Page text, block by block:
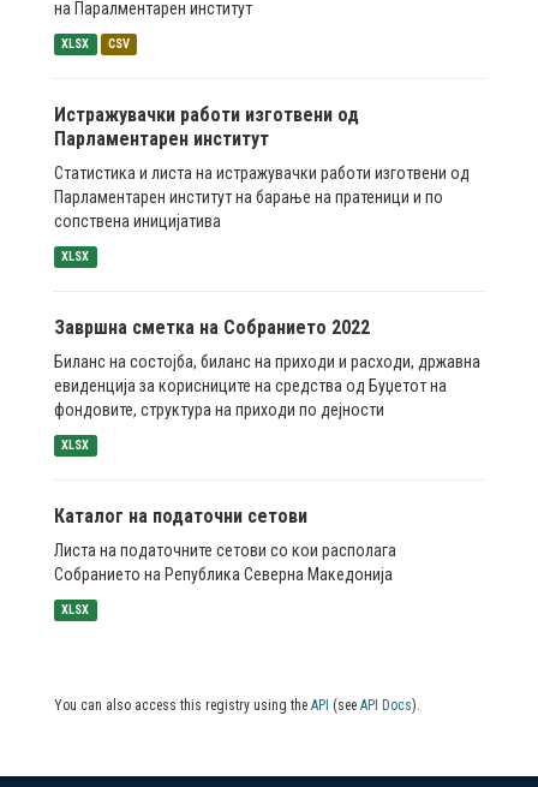
на Паралментарен институт
XLSX CSV
Истражувачки работи изготвени од
Парламентарен институт
Статистика и листа на истражувачки работи изготвени од
Парламентарен институт на барање на пратеници и по
сопствена иницијатива
XLSX
Завршна сметка на Собранието 2022
Биланс на состојба, биланс на приходи и расходи, државна
евиденција за корисниците на средства од Буџетот на
фондовите, структура на приходи по дејности
XLSX
Каталог на податочни сетови
Листа на податочните сетови со кои располага
Собранието на Република Северна Македонија
XLSX
You can also access this registry using the API (see API Docs).